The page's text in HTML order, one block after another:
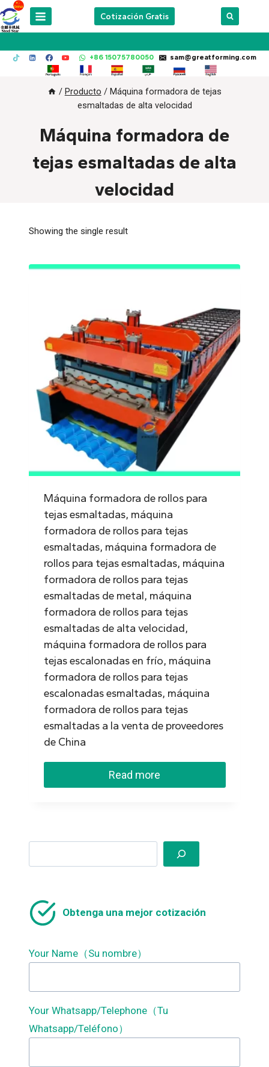
Skip
to
Cotización Gratis
+86 15075780050 sam@greatforming.com
/ Producto / Máquina formadora de tejas
esmaltadas de alta velocidad
Máquina formadora de
tejas esmaltadas de alta
velocidad
Showing the single result
Máquina formadora de rollos para
tejas esmaltadas, máquina
formadora de rollos para tejas
esmaltadas, máquina formadora de
rollos para tejas esmaltadas, máquina
formadora de rollos para tejas
esmaltadas de metal, máquina
formadora de rollos para tejas
esmaltadas de alta velocidad,
máquina formadora de rollos para
tejas escalonadas en frío, máquina
formadora de rollos para tejas
escalonadas esmaltadas, máquina
formadora de rollos para tejas
esmaltadas a la venta de proveedores
de China
Read more
Obtenga una mejor cotización
Your Name（Su nombre）
Your Whatsapp/Telephone（Tu
Whatsapp/Teléfono）